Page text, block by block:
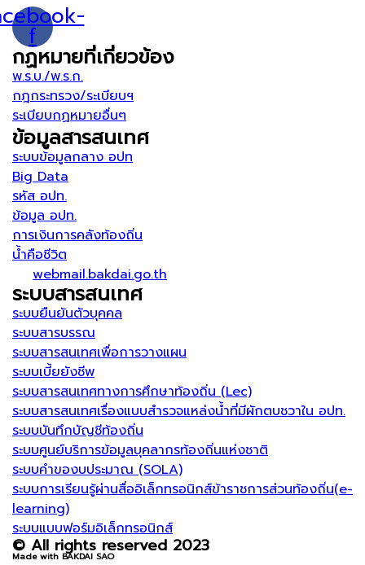
f
กฏหมายที่เกี่ยวข้อง
พ.ร.บ./พ.ร.ก.
กฎกระทรวง/ระเบียบฯ
ระเบียบกฏหมายอื่นๆ
ข้อมูลสารสนเทศ
ระบบข้อมูลกลาง อปท
Big Data
รหัส อปท.
ข้อมูล อปท.
การเงินการคลังท้องถิ่น
น้ำคือชีวิต
webmail.bakdai.go.th
ระบบสารสนเทศ
ระบบยืนยันตัวบุคคล
ระบบสารบรรณ
ระบบสารสนเทศเพื่อการวางแผน
ระบบเบี้ยยังชีพ
ระบบสารสนเทศทางการศึกษาท้องถิ่น (Lec)
ระบบสารสนเทศเรื่องแบบสำรวจแหล่งน้ำที่มีผักตบชวาใน อปท.
ระบบบันทึกบัญชีท้องถิ่น
ระบบศูนย์บริการข้อมูลบุคลากรท้องถิ่นแห่งชาติ
ระบบคำของบประมาณ (SOLA)
ระบบการเรียนรู้ผ่านสื่ออิเล็กทรอนิกส์ข้าราชการส่วนท้องถิ่น(e-
learning)
ระบบแบบฟอร์มอิเล็กทรอนิกส์
© All rights reserved 2023
Made with BAKDAI SAO